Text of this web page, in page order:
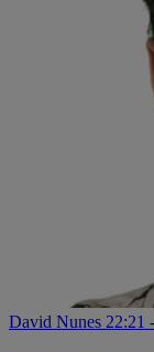
David Nunes 22:21